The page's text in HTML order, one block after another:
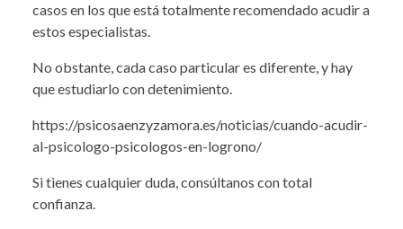
casos en los que está totalmente recomendado acudir a
estos especialistas.
No obstante, cada caso particular es diferente, y hay
que estudiarlo con detenimiento.
https://psicosaenzyzamora.es/noticias/cuando-acudir-
al-psicologo-psicologos-en-logrono/
Si tienes cualquier duda, consúltanos con total
confianza.